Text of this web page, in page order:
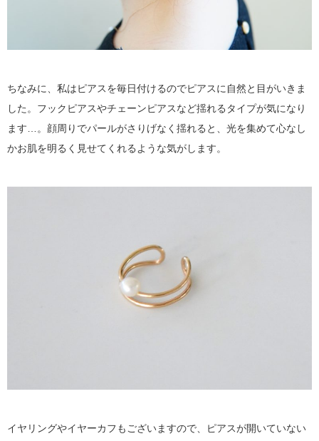
ちなみに、私はピアスを毎日付けるのでピアスに自然と目がいきま
した。フックピアスやチェーンピアスなど揺れるタイプが気になり
ます…。顔周りでパールがさりげなく揺れると、光を集めて心なし
かお肌を明るく見せてくれるような気がします。
イヤリングやイヤーカフもございますので、ピアスが開いていない